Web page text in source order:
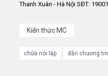
Thanh Xuân - Hà Nội SĐT:
Kiến thức MC
chữa nói lắp dẫn chương